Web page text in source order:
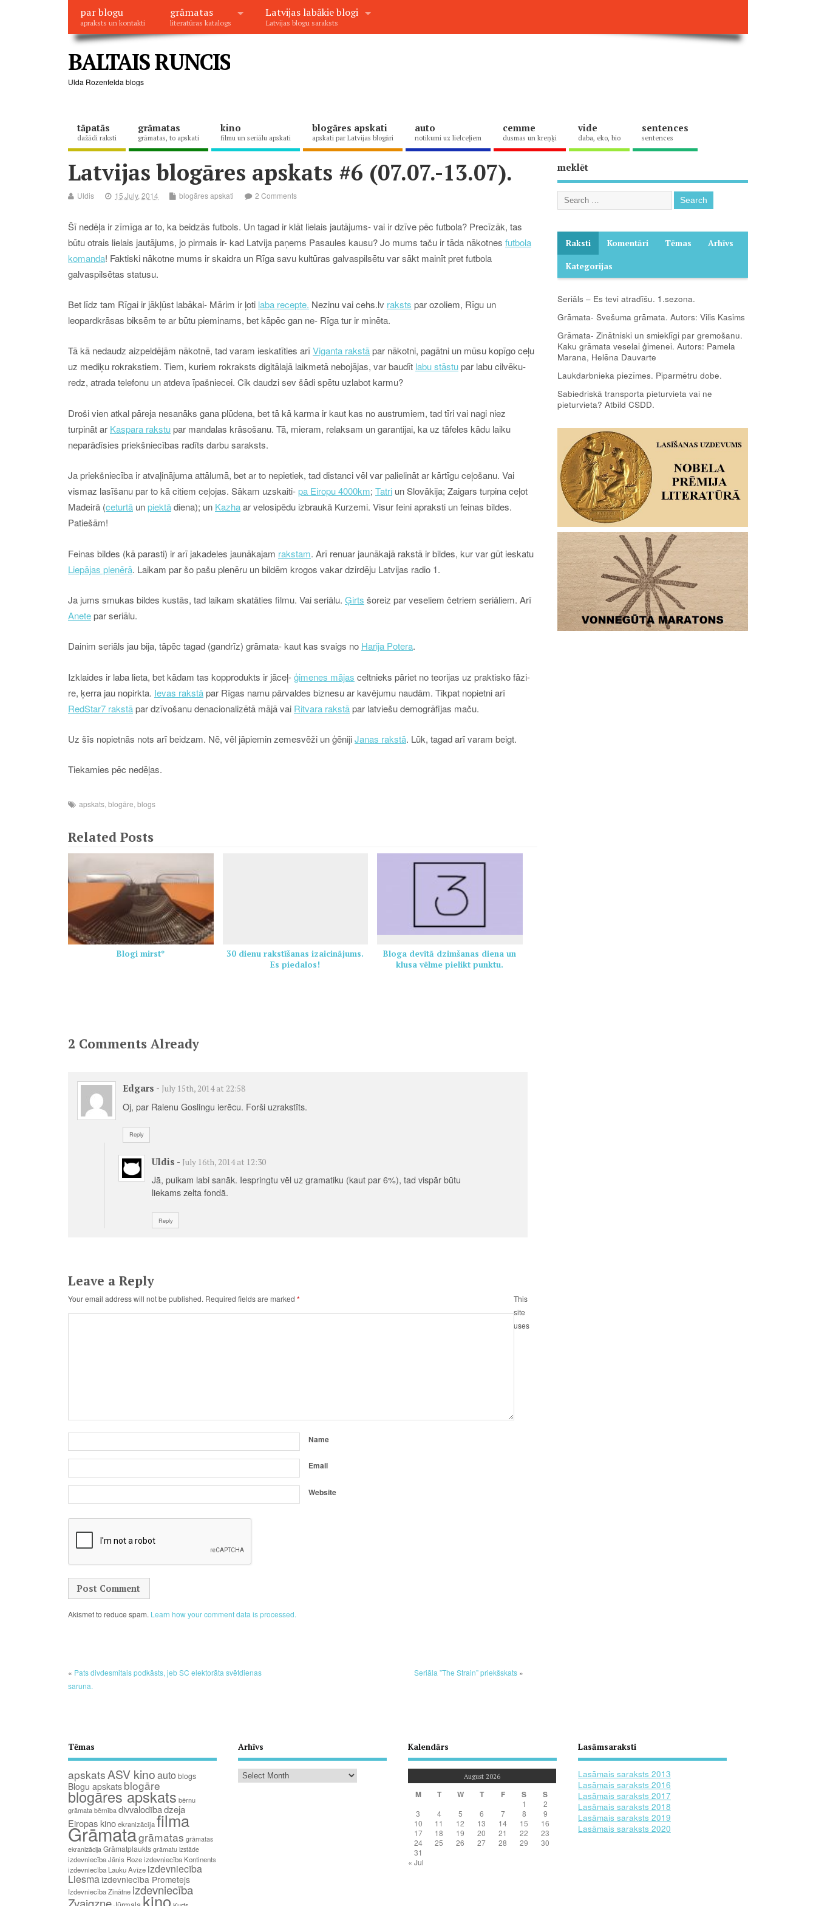
par blogu
apraksts un kontakti
grāmatas
literatūras katalogs
Latvijas labākie blogi
Latvijas blogu saraksts
BALTAIS RUNCIS
Ulda Rozenfelda blogs
tāpatās
dažādi raksti
grāmatas
grāmatas, to apskati
kino
filmu un seriālu apskati
blogāres apskati
apskati par Latvijas blogāri
auto
notikumi uz lielceļiem
cemme
dusmas un kreņķi
vide
daba, eko, bio
sentences
sentences
Latvijas blogāres apskats #6 (07.07.-13.07).
Uldis 15.July, 2014 blogāres apskati 2 Comments
Šī nedēļa ir zīmīga ar to, ka beidzās futbols. Un tagad ir klāt lielais jautājums- vai ir dzīve pēc futbola? Precīzāk, tas
būtu otrais lielais jautājums, jo pirmais ir- kad Latvija paņems Pasaules kausu? Jo mums taču ir tāda nākotnes futbola
komanda! Faktiski nākotne mums ir skaidra un Rīga savu kultūras galvaspilsētu var sākt mainīt pret futbola
galvaspilsētas statusu.
Bet līdz tam Rīgai ir jākļūst labākai- Mārim ir ļoti laba recepte. Nezinu vai cehs.lv raksts par ozoliem, Rīgu un
leopardkrāsas biksēm te ar būtu pieminams, bet kāpēc gan ne- Rīga tur ir minēta.
Tā kā nedaudz aizpeldējām nākotnē, tad varam ieskatīties arīViganta rakstāpar nākotni, pagātni un mūsu kopīgo ceļu
uz mediķu rokrakstiem. Tiem, kuriem rokraksts digitālajā laikmetā nebojājas, var baudīt labu stāstupar labu cilvēku-
redz, atrada telefonu un atdeva īpašniecei. Cik daudzi sev šādi spētu uzlabot karmu?
Droši vien atkal pāreja nesanāks gana plūdena, bet tā kā karma ir kaut kas no austrumiem, tad tīri vai nagi niez
turpināt ar Kaspara rakstupar mandalas krāsošanu. Tā, mieram, relaksam un garantijai, ka uz tāfeles kādu laiku
neparādīsies priekšniecības radīts darbu saraksts.
Ja priekšniecība ir atvaļinājuma attālumā, bet ar to nepietiek, tad distanci vēl var palielināt ar kārtīgu ceļošanu. Vai
vismaz lasīšanu par to kā citiem ceļojas. Sākam uzskaiti-pa Eiropu 4000km; Tatri un Slovākija; Zaigars turpina ceļot
Madeirā (ceturtā unpiektādiena); un Kazhaar velosipēdu izbraukā Kurzemi. Visur feini apraksti un feinas bildes.
Patiešām!
Feinas bildes (kā parasti) ir arī jakadeles jaunākajam rakstam. Arī renuar jaunākajā rakstā ir bildes, kur var gūt ieskatu
Liepājas plenērā. Laikam par šo pašu plenēru un bildēm krogos vakar dzirdēju Latvijas radio 1.
Ja jums smukas bildes kustās, tad laikam skatāties filmu. Vai seriālu. Ģirts šoreiz par veseliem četriem seriāliem. Arī
Anetepar seriālu.
Dainim seriāls jau bija, tāpēc tagad (gandrīz) grāmata- kaut kas svaigs no Harija Potera.
Izklaides ir laba lieta, bet kādam tas kopprodukts ir jāceļ-ģimenes mājas celtnieks pāriet no teorijas uz praktisko fāzi-
re, ķerra jau nopirkta. Ievas rakstāpar Rīgas namu pārvaldes biznesu ar kavējumu naudām. Tikpat nopietni arī
RedStar7 rakstāpar dzīvošanu denacionalizētā mājā vai Ritvara rakstāpar latviešu demogrāfijas maču.
Uz šīs nopietnās nots arī beidzam. Nē, vēl jāpiemin zemesvēži un ģēnijiJanas rakstā. Lūk, tagad arī varam beigt.
Tiekamies pēc nedēļas.
apskats blogāre blogs
Related Posts
Blogi mirst*
30 dienu rakstīšanas izaicinājums.
Es piedalos!
Bloga devītā dzimšanas diena un
klusa vēlme pielikt punktu.
2 Comments Already
Edgars - July 15th, 2014 at 22:58
Oj, par Raienu Goslingu ierēcu. Forši uzrakstīts.
Reply
Uldis - July 16th, 2014 at 12:30
Jā, puikam labi sanāk. Iespringtu vēl uz gramatiku (kaut par 6%), tad vispār būtu
liekams zelta fondā.
Reply
Leave a Reply
Your email address will not be published. Required fields are marked *
Name
Email
Website
This
site
uses
Akismet to reduce spam. Learn how your comment data is processed.
« Pats divdesmitais podkāsts, jeb SC elektorāta svētdienas
saruna.
Seriāla ”The Strain” priekšskats»
meklēt
Raksti Komentāri Tēmas Arhīvs
Kategorijas
Seriāls – Es tevi atradīšu. 1.sezona.
Grāmata- Svešuma grāmata. Autors: Vilis Kasims
Grāmata- Zinātniski un smieklīgi par gremošanu.
Kaku grāmata veselai ģimenei. Autors: Pamela
Marana, Helēna Dauvarte
Laukdarbnieka piezīmes. Piparmētru dobe.
Sabiedriskā transporta pieturvieta vai ne
pieturvieta? Atbild CSDD.
Tēmas
apskats ASV kinoauto blogs
Blogu apskats blogāre
blogāres apskats bērnu
grāmata bērnība divvalodībadzeja
Eiropas kinoekranizācijafilma
Grāmatagrāmatas grāmatas
ekranizācija Grāmatplaukts grāmatu izstāde
izdevniecība Jānis Rozeizdevniecība Kontinents
izdevniecība Lauku Avīze izdevniecība
Liesma izdevniecība Prometejs
Izdevniecība Zinātne izdevniecība
Zvaigzne
kino
Arhīvs Kalendārs
August 2026
M T W T F S S
1
2
3
4 5 6 7 8
9
10
11 12 13 14 15
16
17
18 19 20 21 22
23
24
25 26 27 28 29
30
31
« Jul
Lasāmsaraksti
Lasāmais saraksts 2013
Lasāmais saraksts 2016
Lasāmais saraksts 2017
Lasāmais saraksts 2018
Lasāmais saraksts 2019
Lasāmais saraksts 2020